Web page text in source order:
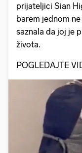
prijateljici Sian
barem jednom
saznala da joj je
života.
POGLEDAJTE